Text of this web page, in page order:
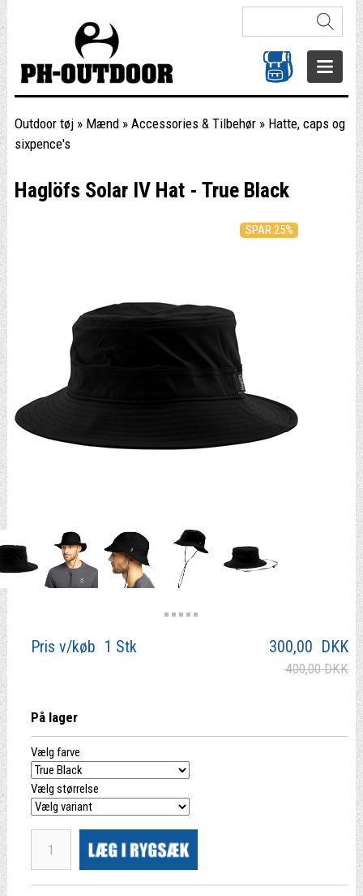
Outdoor tøj» Mænd» Accessories & Tilbehør» Hatte, caps og
sixpence's
Haglöfs Solar IV Hat - True Black
SPAR 25%
Pris v/køb 1 Stk 300,00 DKK
400,00 DKK
På lager
Vælg farve
Vælg størrelse